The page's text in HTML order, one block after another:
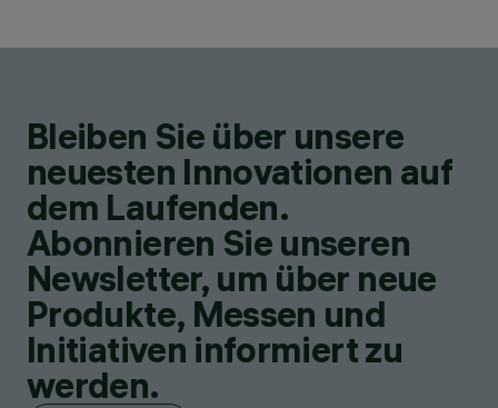
Bleiben Sie über unsere
neuesten Innovationen auf
dem Laufenden.
Abonnieren Sie unseren
Newsletter, um über neue
Produkte, Messen und
Initiativen informiert zu
werden.